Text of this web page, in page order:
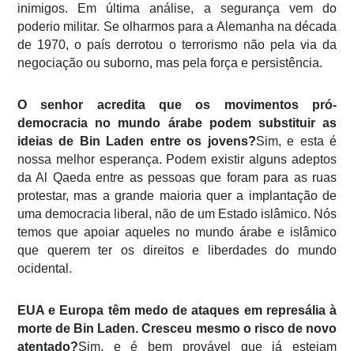
inimigos. Em última análise, a segurança vem do
poderio militar. Se olharmos para a Alemanha na década
de 1970, o país derrotou o terrorismo não pela via da
negociação ou suborno, mas pela força e persistência.
O senhor acredita que os movimentos pró-
democracia no mundo árabe podem substituir as
ideias de Bin Laden entre os jovens?Sim, e esta é
nossa melhor esperança. Podem existir alguns adeptos
da Al Qaeda entre as pessoas que foram para as ruas
protestar, mas a grande maioria quer a implantação de
uma democracia liberal, não de um Estado islâmico. Nós
temos que apoiar aqueles no mundo árabe e islâmico
que querem ter os direitos e liberdades do mundo
ocidental.
EUA e Europa têm medo de ataques em represália à
morte de Bin Laden. Cresceu mesmo o risco de novo
atentado?Sim, e é bem provável que já estejam